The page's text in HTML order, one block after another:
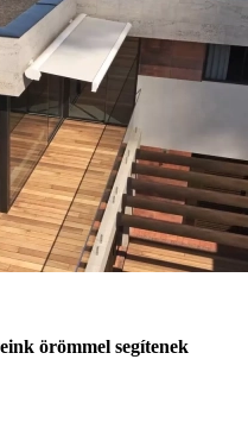
örömmel segítenek